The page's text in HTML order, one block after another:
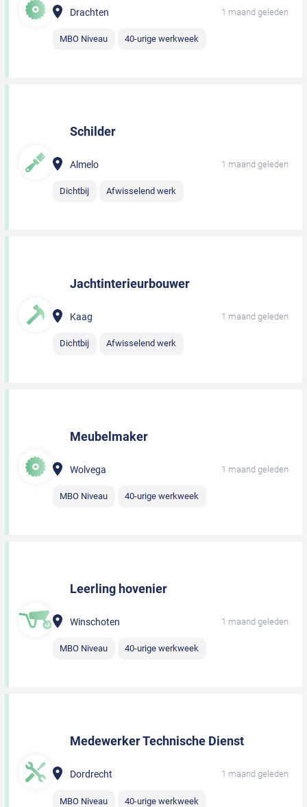
Drachten 1 maand geleden
MBO Niveau 40-urige werkweek
Schilder
Almelo 1 maand geleden
Dichtbij Afwisselend werk
Jachtinterieurbouwer
Kaag 1 maand geleden
Dichtbij Afwisselend werk
Meubelmaker
Wolvega 1 maand geleden
MBO Niveau 40-urige werkweek
Leerling hovenier
Winschoten 1 maand geleden
MBO Niveau 40-urige werkweek
Medewerker Technische Dienst
Dordrecht 1 maand geleden
MBO Niveau 40-urige werkweek